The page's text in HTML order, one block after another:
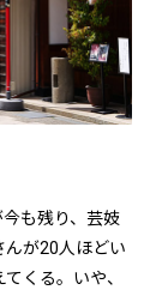
今も残り、芸妓
んが20人ほどい
くる。いや、